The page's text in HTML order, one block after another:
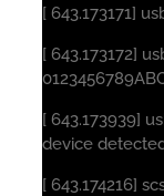
[ 643.173171]
[ 643.173172]
[ 643.173939]
device
[ 643.174216]